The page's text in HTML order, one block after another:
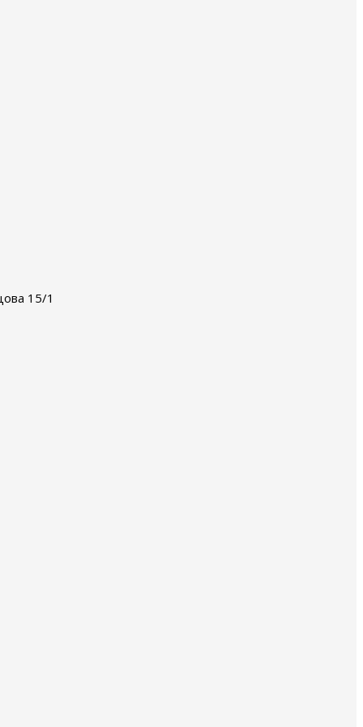
15/1